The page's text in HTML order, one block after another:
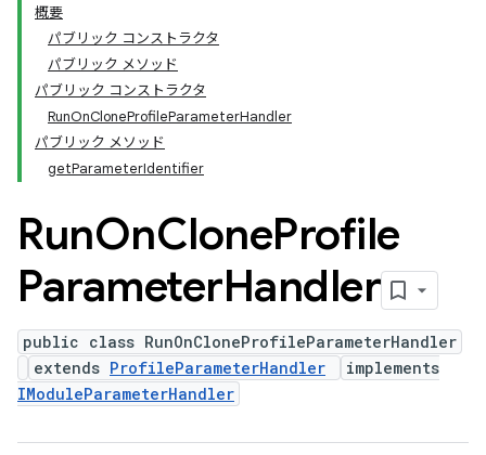
概要
パブリック コンストラクタ
パブリック メソッド
パブリック コンストラクタ
RunOnCloneProfileParameterHandler
パブリック メソッド
getParameterIdentifier
RunOnCloneProfile
ParameterHandler
public class RunOnCloneProfileParameterHandler
extends ProfileParameterHandler
implements
IModuleParameterHandler